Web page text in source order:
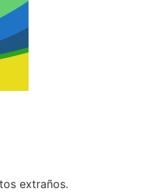
extraños.